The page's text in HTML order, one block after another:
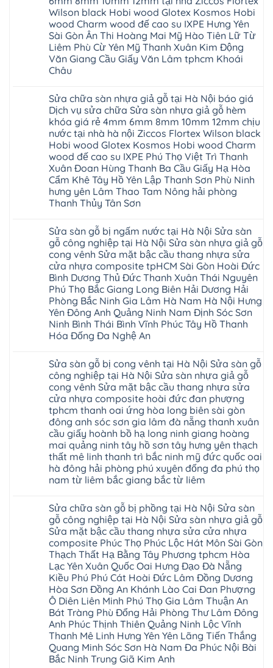
Ninh
Bình
Thái
Bình
Thanh
Hóa
Quỳnh
Phụ
Phú
Cai
Tuyên
Quang
nhựa
glotex
của
nước
nào
Hà
Nội
Thanh
Xuân
tpHCM
Gia
Lâm
Phú
Thọ
Hải
Phòng
Sóc
Sơn
Ninh
Bình
Hưng
Yên
composite
báo
giá
rẻ
Bắc
Ninh
Thanh
Xuân
Tây
Hồ
Thái
Bình
Hưng
Yên
Đông
Hạ
Long
nhà
vệ
sinh
tại
Hà
Nội
báo
giá
cửa
nhựa
vệ
sinh
giá
rẻ
tpHCM
Thanh
Xuân
Bắc
Ninh
Ninh
Bình
Đà
Nẵng
Quảng
Ninh
Wilson black Hobi wood Glotex Kosmos Hobi
wood Charm wood đế cao su IXPE Hưng Yên
Sài Gòn Ân Thi Hoàng Mai Mỹ Hào Tiên Lữ Từ
Liêm Phù Cừ Yên Mỹ Thanh Xuân Kim Động
Văn Giang Cầu Giấy Văn Lâm tphcm Khoái
Châu
bình
luận
ở
Thợ
sửa
sàn
nhựa
thợ
sửa
sàn
nhà
thợ
sửa
sàn
Hà
Nội
báo
giá
Dịch
vụ
sửa
chữa
Sửa
sàn
nhựa
giả
gỗ
hèm
khóa
4mm
6mm
8mm
10mm
12mm
tại
nhà
Ziccos
Flortex
Wilson
black
Hobi
wood
Glotex
Kosmos
Hobi
wood
đế
cao
su
IXPE
Hưng
Yên
Sài
Gòn
Ân
Thi
Hoàng
Mai
Mỹ
Hào
Tiên
Lữ
Từ
Liêm
Phù
Cừ
Sửa chữa sàn nhựa giả gỗ tại Hà Nội báo giá
Dịch vụ sửa chữa Sửa sàn nhựa giả gỗ hèm
khóa giá rẻ 4mm 6mm 8mm 10mm 12mm chịu
nước tại nhà hà nội Ziccos Flortex Wilson black
Hobi wood Glotex Kosmos Hobi wood Charm
wood đế cao su IXPE Phú Thọ Việt Trì Thanh
Xuân Đoan Hùng Thanh Ba Cầu Giấy Hạ Hòa
Cẩm Khê Tây Hồ Yên Lập Thanh Sơn Phù Ninh
hưng yên Lâm Thao Tam Nông hải phòng
Thanh Thủy Tân Sơn
bình
luận
ở
Sửa
chữa
sàn
nhựa
giả
gỗ
tại
Hà
Nội
báo
giá
sửa
chữa
Sửa
sàn
nhựa
giả
gỗ
hèm
khóa
giá
rẻ
4mm
6mm
8mm
10mm
12mm
chịu
nhà
hà
nội
Ziccos
Flortex
Wilson
black
Hobi
wood
Glotex
Kosmos
Hobi
wood
Charm
wood
đế
cao
su
IXPE
Phú
Sửa sàn gỗ bị ngấm nước tại Hà Nội Sửa sàn
gỗ công nghiệp tại Hà Nội Sửa sàn nhựa giả gỗ
cong vênh Sửa mặt bậc cầu thang nhựa sửa
cửa nhựa composite tpHCM Sài Gòn Hoài Đức
Bình Dương Thủ Đức Thanh Xuân Thái Nguyên
Phú Thọ Bắc Giang Long Biên Hải Dương Hải
Phòng Bắc Ninh Gia Lâm Hà Nam Hà Nội Hưng
Yên Đông Anh Quảng Ninh Nam Định Sóc Sơn
Ninh Bình Thái Bình Vĩnh Phúc Tây Hồ Thanh
Hóa Đống Đa Nghệ An
bình
luận
ở
Sửa
sàn
gỗ
bị
ngấm
nước
tại
Hà
Nội
Sửa
sàn
công
Hà
Nội
Sửa
sàn
giả
gỗ
cong
vênh
Sửa
mặt
bậc
cầu
thang
nhựa
sửa
cửa
nhựa
composite
tpHCM
Sửa sàn gỗ bị cong vênh tại Hà Nội Sửa sàn gỗ
công nghiệp tại Hà Nội Sửa sàn nhựa giả gỗ
cong vênh Sửa mặt bậc cầu thang nhựa sửa
cửa nhựa composite hoài đức đan phượng
tphcm thanh oai ứng hòa long biên sài gòn
đông anh sóc sơn gia lâm đà nẵng thanh xuân
cầu giấy hoành bồ hạ long ninh giang hoàng
mai quảng ninh tây hồ sơn tây hưng yên thạch
thất mê linh thanh trì bắc ninh mỹ đức quốc oai
hà đông hải phòng phú xuyên đống đa phú thọ
nam từ liêm bắc giang bắc từ liêm
bình
luận
ở
Sửa
sàn
gỗ
bị
cong
vênh
tại
Hà
Nội
Sửa
sàn
gỗ
công
nghiệp
tại
Hà
Nội
Sửa chữa sàn gỗ bị phồng tại Hà Nội Sửa sàn
gỗ công nghiệp tại Hà Nội Sửa sàn nhựa giả gỗ
Sửa mặt bậc cầu thang nhựa sửa cửa nhựa
composite Phúc Thọ Phúc Lộc Hát Môn Sài Gòn
Thạch Thất Hạ Bằng Tây Phương tphcm Hòa
Lạc Yên Xuân Quốc Oai Hưng Đạo Đà Nẵng
Kiều Phú Phú Cát Hoài Đức Lâm Đồng Dương
Hòa Sơn Đồng An Khánh Lào Cai Đan Phượng
Ô Diên Liên Minh Phú Thọ Gia Lâm Thuận An
Bát Tràng Phù Đổng Hải Phòng Thư Lâm Đông
Anh Phúc Thịnh Thiên Quảng Ninh Lộc Vĩnh
Thanh Mê Linh Hưng Yên Yên Lãng Tiến Thắng
Quang Minh Sóc Sơn Hà Nam Đa Phúc Nội Bài
Bắc Ninh Trung Giã Kim Anh